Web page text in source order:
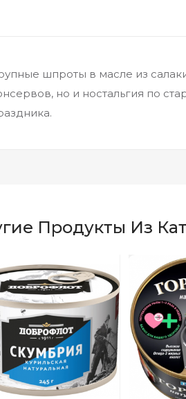
шпроты в масле из
но и ностальгия по
Продукты Из